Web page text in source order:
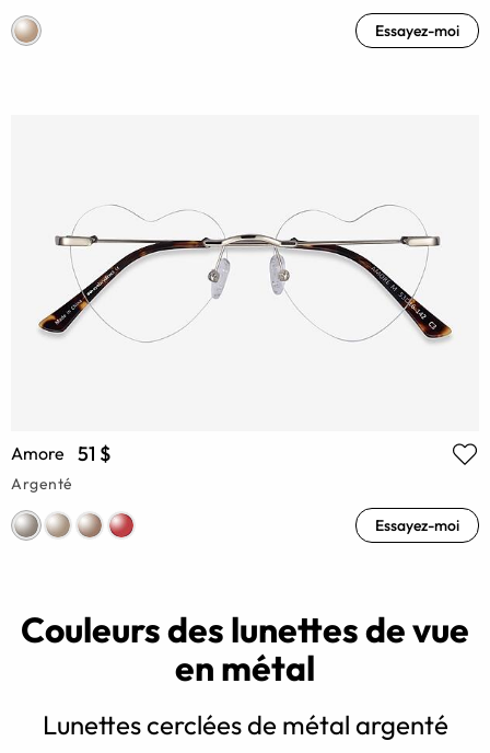
Essayez-moi
Amore 51 $
Argenté
Essayez-moi
Couleurs des lunettes de vue
en métal
Lunettes cerclées de métal argenté